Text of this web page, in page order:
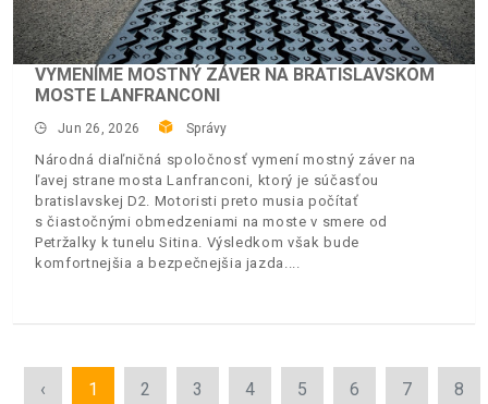
VYMENÍME MOSTNÝ ZÁVER NA BRATISLAVSKOM
MOSTE LANFRANCONI
Jun 26, 2026 Správy
Národná diaľničná spoločnosť vymení mostný záver na
ľavej strane mosta Lanfranconi, ktorý je súčasťou
bratislavskej D2. Motoristi preto musia počítať
s čiastočnými obmedzeniami na moste v smere od
Petržalky k tunelu Sitina. Výsledkom však bude
komfortnejšia a bezpečnejšia jazda.
‹ 1 2 3 4 5 6 7 8